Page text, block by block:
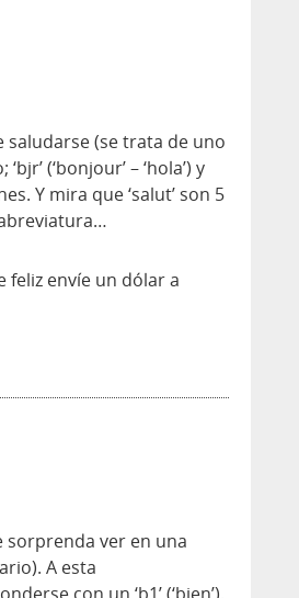
(se trata de uno
(‘bonjour’ – ‘hola’) y
Y mira que ‘salut’ son 5
feliz envíe un dólar a
sorprenda ver en una
A esta